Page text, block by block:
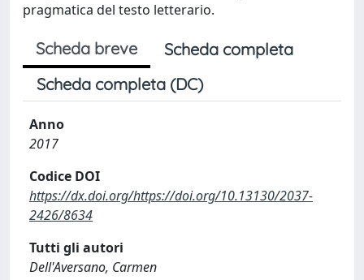
pragmatica del testo letterario.
Scheda breve
Scheda completa
Scheda completa (DC)
Anno
2017
Codice DOI
https://dx.doi.org/https://doi.org/10.13130/2037-
2426/8634
Tutti gli autori
Dell'Aversano, Carmen